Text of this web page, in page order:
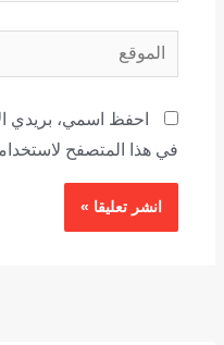
الموقع
احفظ اسمي، بريدي
في هذا المتصفح